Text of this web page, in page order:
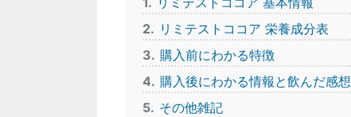
2
リミテストココア 栄養成分表
3 購入前にわかる特徴
4 購入後にわかる情報と飲んだ感想
5 その他雑記